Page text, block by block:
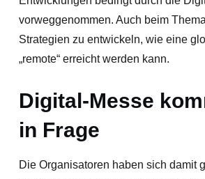
vorweggenommen. Auch beim
Strategien zu entwickeln, wie eine
„remote“ erreicht werden kann.
Digital-Messe
in Frage
Die Organisatoren haben sich damit